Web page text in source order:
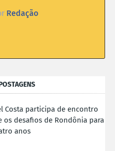
Redação
Costa participa de encontro
os desafios de Rondônia para
anos